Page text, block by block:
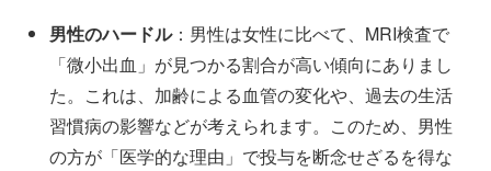
男性のハードル：男性は女性に比べて、MRI検査で
「微小出血」が見つかる割合が高い傾向にありまし
た。これは、加齢による血管の変化や、過去の生活
習慣病の影響などが考えられます。このため、男性
の方が「医学的な理由」で投与を断念せざるを得な